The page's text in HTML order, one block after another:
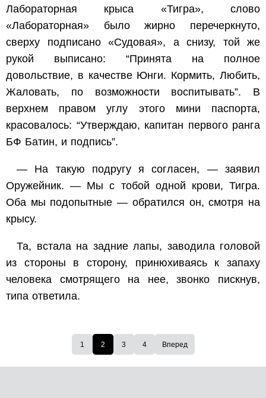
Лабораторная крыса «Тигра», слово
«Лабораторная» было жирно перечеркнуто,
сверху подписано «Судовая», а снизу, той же
рукой выписано: “Принята на полное
довольствие, в качестве Юнги. Кормить, Любить,
Жаловать, по возможности воспитывать”. В
верхнем правом углу этого мини паспорта,
красовалось: “Утверждаю, капитан первого ранга
БФ Батин, и подпись”.
— На такую подругу я согласен, — заявил
Оружейник. — Мы с тобой одной крови, Тигра.
Оба мы подопытные — обратился он, смотря на
крысу.
Та, встала на задние лапы, заводила головой
из стороны в сторону, принюхиваясь к запаху
человека смотрящего на нее, звонко пискнув,
типа ответила.
1 2 3 4 Вперед